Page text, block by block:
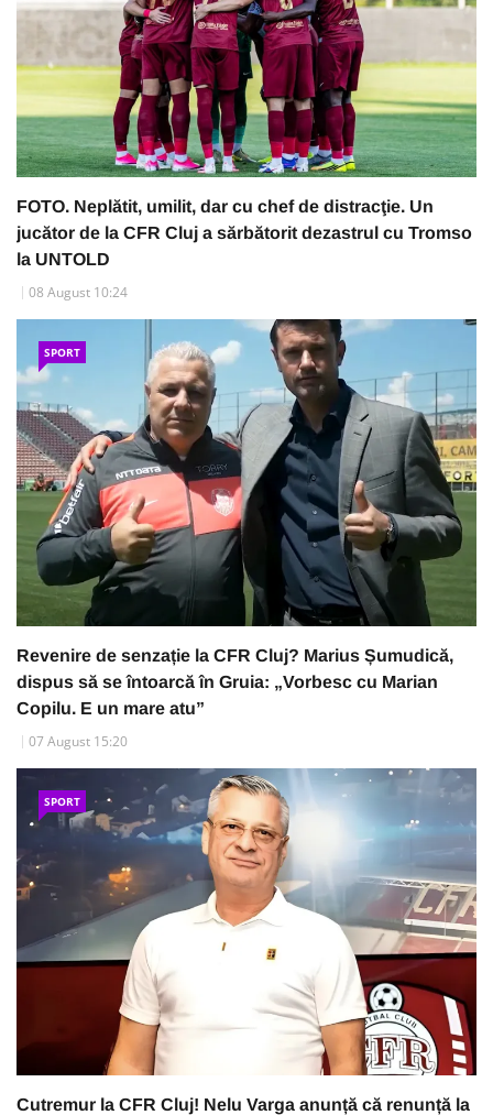
FOTO. Neplătit, umilit, dar cu chef de distracţie. Un
jucător de la CFR Cluj a sărbătorit dezastrul cu Tromso
la UNTOLD
08 August 10:24
SPORT
Revenire de senzație la CFR Cluj? Marius Șumudică,
dispus să se întoarcă în Gruia: „Vorbesc cu Marian
Copilu. E un mare atu”
07 August 15:20
SPORT
Cutremur la CFR Cluj! Nelu Varga anunță că renunță la